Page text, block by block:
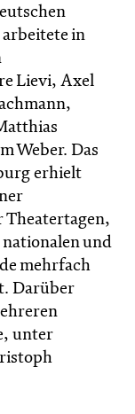
in
Lievi, Axel
Weber. Das
erhielt
Theatertagen,
und
mehrfach
Darüber
unter